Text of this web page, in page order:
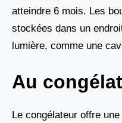
atteindre 6 mois. Les
stockées dans un
lumière, comme une
Au
Le congélateur offre